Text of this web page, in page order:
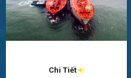
Chi Tiết